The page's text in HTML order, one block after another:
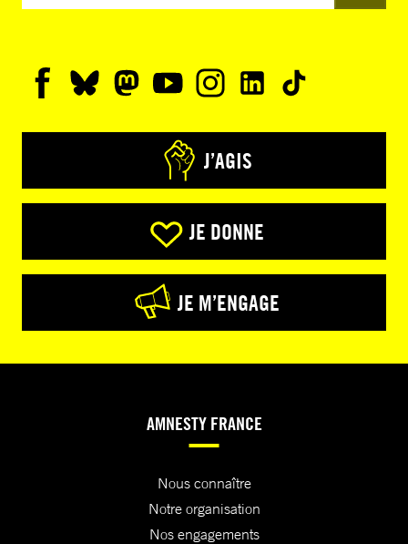
J’AGIS
JE DONNE
JE M’ENGAGE
AMNESTY FRANCE
Nous connaître
Notre organisation
Nos engagements